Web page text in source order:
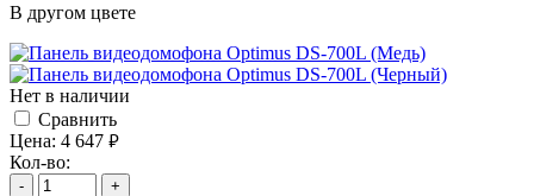
В другом цвете
Нет в наличии
Cравнить
Цена: 4 647 руб.
Кол-во:
- +